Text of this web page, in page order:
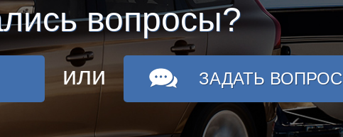
вопросы?
или ЗАДАТЬ ВОПРОС